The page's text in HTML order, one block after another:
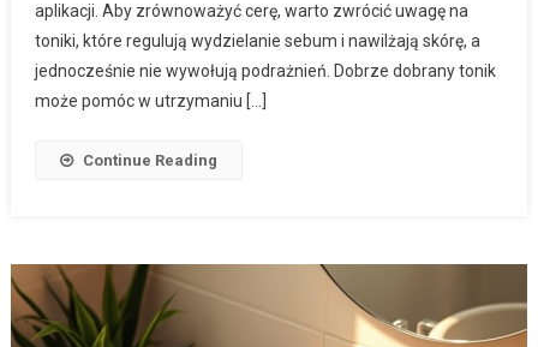
aplikacji. Aby zrównoważyć cerę, warto zwrócić uwagę na
toniki, które regulują wydzielanie sebum i nawilżają skórę, a
jednocześnie nie wywołują podrażnień. Dobrze dobrany tonik
może pomóc w utrzymaniu […]
Continue Reading